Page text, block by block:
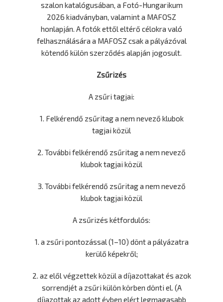
szalon katalógusában, a Fotó-Hungarikum
2026 kiadványban, valamint a MAFOSZ
honlapján. A fotók ettől eltérő célokra való
felhasználására a MAFOSZ csak a pályázóval
kötendő külön szerződés alapján jogosult.
Zsűrizés
A zsűri tagjai:
1. Felkérendő zsűritag a nem nevező klubok
tagjai közül
2. További felkérendő zsűritag a nem nevező
klubok tagjai közül
3. További felkérendő zsűritag a nem nevező
klubok tagjai közül
A zsűrizés kétfordulós:
1. a zsűri pontozással (1–10) dönt a pályázatra
kerülő képekről;
2. az elől végzettek közül a díjazottakat és azok
sorrendjét a zsűri külön körben dönti el. (A
díjazottak az adott évben elért legmagasabb